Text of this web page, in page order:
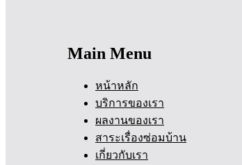
Main Menu
หน้าหลัก
บริการของเรา
ผลงานของเรา
สาระเรื่องซ่อมบ้าน
เกี่ยวกับเรา